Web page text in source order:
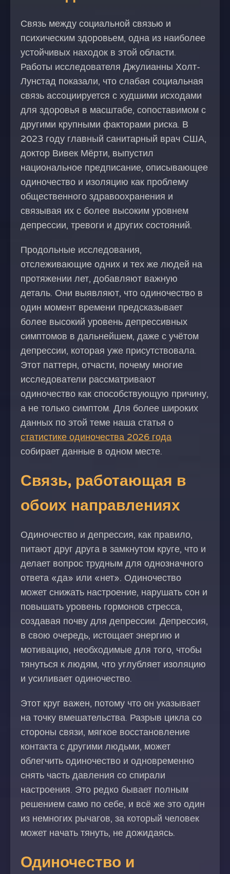
Связь между социальной связью и
психическим здоровьем, одна из наиболее
устойчивых находок в этой области.
Работы исследователя Джулианны Холт-
Лунстад показали, что слабая социальная
связь ассоциируется с худшими исходами
для здоровья в масштабе, сопоставимом с
другими крупными факторами риска. В
2023 году главный санитарный врач США,
доктор Вивек Мёрти, выпустил
национальное предписание, описывающее
одиночество и изоляцию как проблему
общественного здравоохранения и
связывая их с более высоким уровнем
депрессии, тревоги и других состояний.
Продольные исследования,
отслеживающие одних и тех же людей на
протяжении лет, добавляют важную
деталь. Они выявляют, что одиночество в
один момент времени предсказывает
более высокий уровень депрессивных
симптомов в дальнейшем, даже с учётом
депрессии, которая уже присутствовала.
Этот паттерн, отчасти, почему многие
исследователи рассматривают
одиночество как способствующую причину,
а не только симптом. Для более широких
данных по этой теме наша статья о
статистике одиночества 2026 года
собирает данные в одном месте.
Связь, работающая в
обоих направлениях
Одиночество и депрессия, как правило,
питают друг друга в замкнутом круге, что и
делает вопрос трудным для однозначного
ответа «да» или «нет». Одиночество
может снижать настроение, нарушать сон и
повышать уровень гормонов стресса,
создавая почву для депрессии. Депрессия,
в свою очередь, истощает энергию и
мотивацию, необходимые для того, чтобы
тянуться к людям, что углубляет изоляцию
и усиливает одиночество.
Этот круг важен, потому что он указывает
на точку вмешательства. Разрыв цикла со
стороны связи, мягкое восстановление
контакта с другими людьми, может
облегчить одиночество и одновременно
снять часть давления со спирали
настроения. Это редко бывает полным
решением само по себе, и всё же это один
из немногих рычагов, за который человек
может начать тянуть, не дожидаясь.
Одиночество и